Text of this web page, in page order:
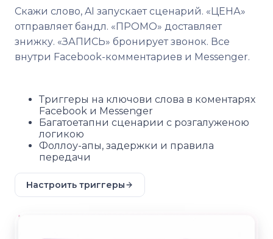
Скажи слово, AI запускает сценарий. «ЦЕНА»
отправляет бандл. «ПРОМО» доставляет
знижку. «ЗАПИСЬ» бронирует звонок. Все
внутри Facebook-комментариев и Messenger.
Триггеры на ключови слова в коментарях
Facebook и Messenger
Багатоетапни сценарии с розгалуженою
логикою
Фоллоу-апы, задержки и правила
передачи
Настроить триггеры